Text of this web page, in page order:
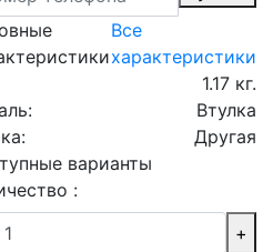
Все
характеристики
1.17 кг.
Втулка
Другая
варианты
:
+